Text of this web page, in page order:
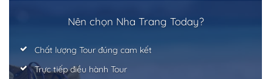
Nên chọn Nha Trang Today?
Chất lượng Tour đúng cam kết
Trực tiếp điều hành Tour